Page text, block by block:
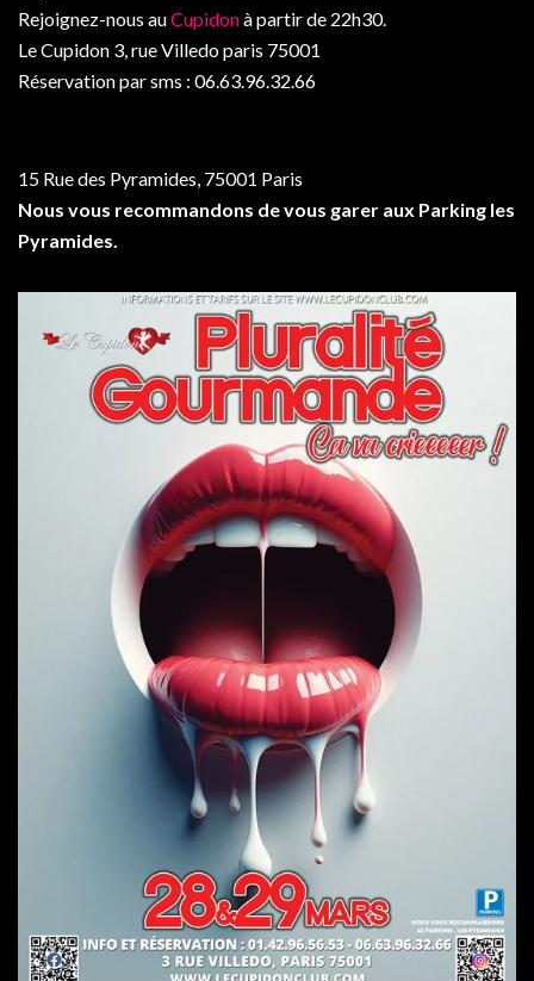
Rejoignez-nous auCupidonà partir de 22h30.
Le Cupidon 3, rue Villedo paris 75001
Réservation par sms : 06.63.96.32.66
15 Rue des Pyramides, 75001 Paris
Nous vous recommandons de vous garer aux Parking les
Pyramides.